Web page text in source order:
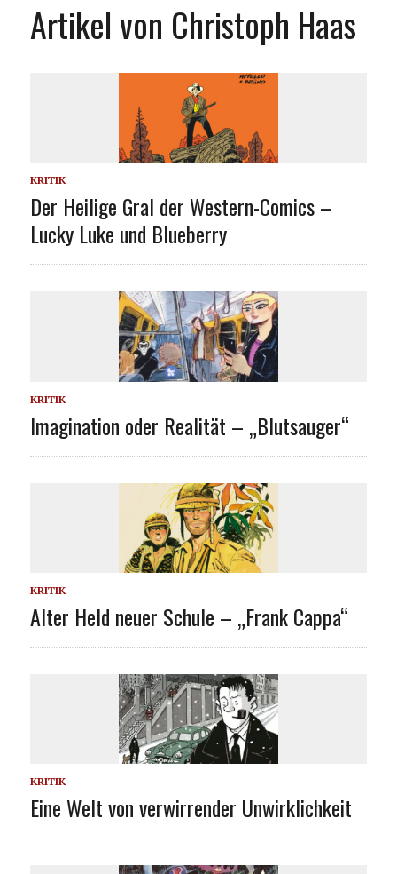
Artikel von Christoph Haas
KRITIK
Der Heilige Gral der Western-Comics –
Lucky Luke und Blueberry
KRITIK
Imagination oder Realität – „Blutsauger“
KRITIK
Alter Held neuer Schule – „Frank Cappa“
KRITIK
Eine Welt von verwirrender Unwirklichkeit